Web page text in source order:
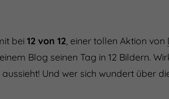
bei 12 von 12, einer tollen Aktion von
Blog seinen Tag in 12 Bildern.
Und wer sich wundert über